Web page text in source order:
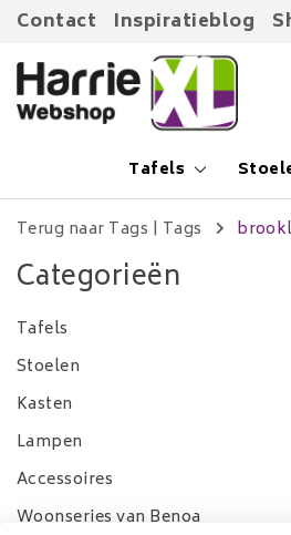
Contact Inspiratieblog
Tafels
Terug naar Tags | Tags
Categorieën
Tafels
Stoelen
Kasten
Lampen
Accessoires
Woonseries van Benoa